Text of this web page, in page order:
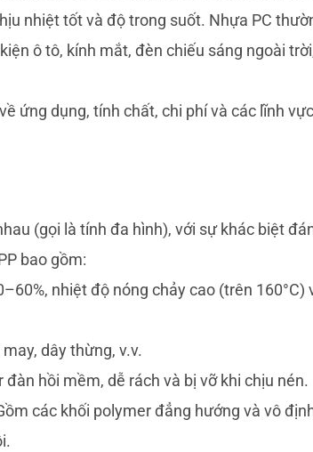
nhiệt tốt và độ trong suốt. Nhựa PC
ô tô, kính mắt, đèn chiếu sáng ngoài
ứng dụng, tính chất, chi phí và các lĩnh
(gọi là tính đa hình), với sự khác biệt
bao gồm:
nhiệt độ nóng chảy cao (trên 160°C)
dây thừng, v.v.
hồi mềm, dễ rách và bị vỡ khi chịu nén.
các khối polymer đẳng hướng và vô